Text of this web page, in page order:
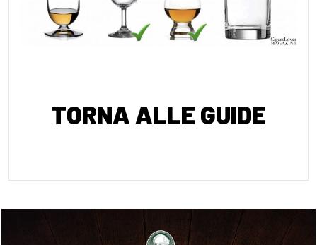
TORNA ALLE GUIDE